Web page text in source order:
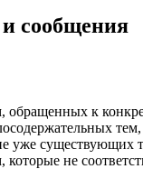
сообщения
обращенных к
уже существующих
которые не